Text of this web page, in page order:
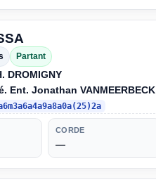
Partant
DROMIGNY
Ent. Jonathan VANMEERBECK
CORDE
—